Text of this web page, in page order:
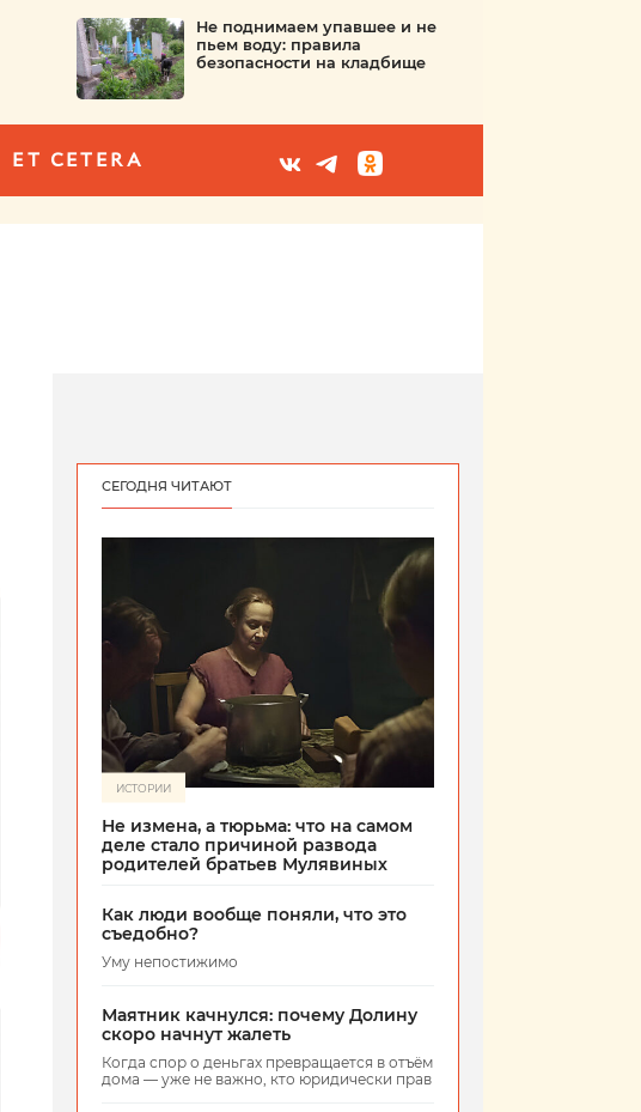
Не поднимаем упавшее и не
пьем воду: правила
безопасности на кладбище
ET CETERA
СЕГОДНЯ ЧИТАЮТ
ИСТОРИИ
Не измена, а тюрьма: что на самом
деле стало причиной развода
родителей братьев Мулявиных
Как люди вообще поняли, что это
съедобно?
Уму непостижимо
Маятник качнулся: почему Долину
скоро начнут жалеть
Когда спор о деньгах превращается в отъём
дома — уже не важно, кто юридически прав